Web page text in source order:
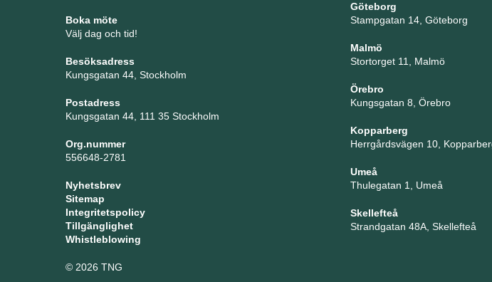
Boka möte
Välj dag och tid!
Besöksadress
Kungsgatan 44, Stockholm
Postadress
Kungsgatan 44, 111 35 Stockholm
Org.nummer
556648-2781
Nyhetsbrev
Sitemap
Integritetspolicy
Tillgänglighet
Whistleblowing
© 2026 TNG
Göteborg
Stampgatan 14, Göteborg
Malmö
Stortorget 11, Malmö
Örebro
Kungsgatan 8, Örebro
Kopparberg
Herrgårdsvägen 10,
Umeå
Thulegatan 1, Umeå
Skellefteå
Strandgatan 48A, Skellefteå